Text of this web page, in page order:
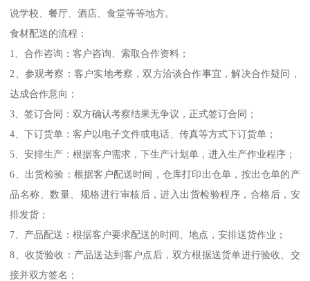
说学校、餐厅、酒店、食堂等等地方。
食材配送的流程：
1、合作咨询：客户咨询、索取合作资料；
2、参观考察：客户实地考察，双方洽谈合作事宜，解决合作疑问，
达成合作意向；
3、签订合同：双方确认考察结果无争议，正式签订合同；
4、下订货单：客户以电子文件或电话、传真等方式下订货单；
5、安排生产：根据客户需求，下生产计划单，进入生产作业程序；
6、出货检验：根据客户配送时间，仓库打印出仓单，按出仓单的产
品名称、数量、规格进行审核后，进入出货检验程序，合格后，安
排发货；
7、产品配送：根据客户要求配送的时间、地点，安排送货作业；
8、收货验收：产品送达到客户点后，双方根据送货单进行验收、交
接并双方签名；